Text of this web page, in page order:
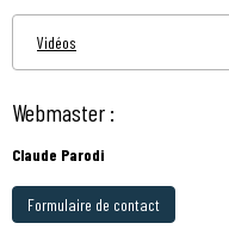
Vidéos
Webmaster :
Claude Parodi
Formulaire de contact